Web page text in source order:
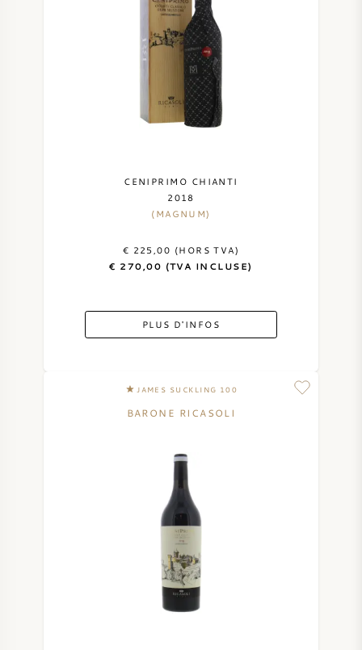
CENIPRIMO CHIANTI
2018
(MAGNUM)
€ 225,00 (HORS TVA)
€ 270,00 (TVA INCLUSE)
PLUS D'INFOS
JAMES SUCKLING 100
BARONE RICASOLI